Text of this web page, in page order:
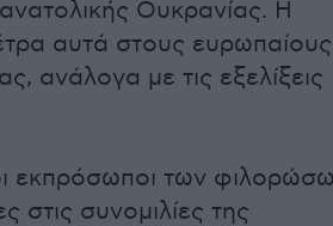
Ουκρανίας. Η
αυτά στους ευρωπαίους
ανάλογα με τις εξελίξεις
εκπρόσωποι των
στις συνομιλίες της